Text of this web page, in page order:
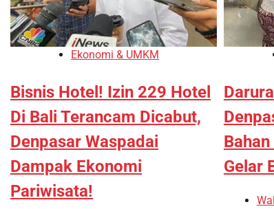
Ekonomi & UMKM
Bisnis Hotel! Izin 229 Hotel
Di Bali Terancam Dicabut,
Denpasar Waspadai
Dampak Ekonomi
Pariwisata!
Gelar